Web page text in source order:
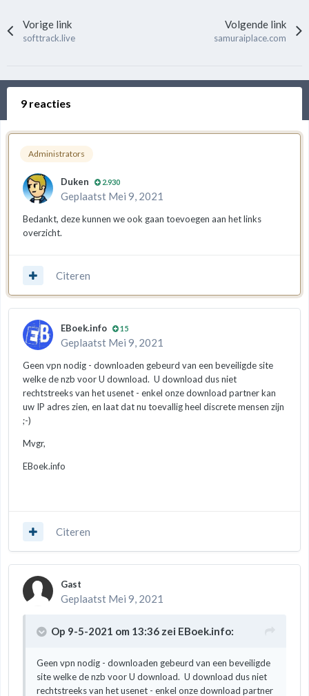
Vorige link
softtrack.live
Volgende link
samuraiplace.com
9 reacties
Administrators
Duken 2.930
Geplaatst Mei 9, 2021
Bedankt, deze kunnen we ook gaan toevoegen aan het links
overzicht.
Citeren
EBoek.info 15
Geplaatst Mei 9, 2021
Geen vpn nodig - downloaden gebeurd van een beveiligde site
welke de nzb voor U download. U download dus niet
rechtstreeks van het usenet - enkel onze download partner kan
uw IP adres zien, en laat dat nu toevallig heel discrete mensen zijn
;-)
Mvgr,
EBoek.info
Citeren
Gast
Geplaatst Mei 9, 2021
Op 9-5-2021 om 13:36 zei EBoek.info:
Geen vpn nodig - downloaden gebeurd van een beveiligde
site welke de nzb voor U download. U download dus niet
rechtstreeks van het usenet - enkel onze download partner